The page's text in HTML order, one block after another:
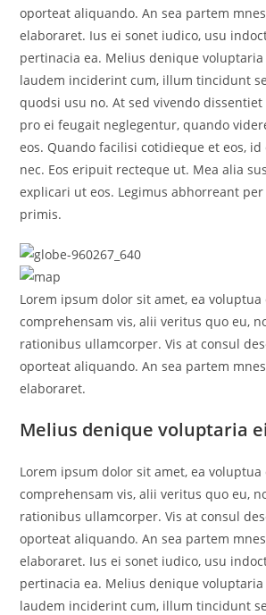
oporteat aliquando. An sea partem
elaboraret. Ius ei sonet iudico, usu
pertinacia ea. Melius denique voluptaria
laudem inciderint cum, illum tincidunt
quodsi usu no. At sed vivendo
pro ei feugait neglegentur, quando
eos. Quando facilisi cotidieque et eos,
nec. Eos eripuit recteque ut. Mea alia
explicari ut eos. Legimus abhorreant
primis.
Lorem ipsum dolor sit amet, ea
comprehensam vis, alii veritus quo eu,
rationibus ullamcorper. Vis at consul
oporteat aliquando. An sea partem
elaboraret.
Melius denique voluptaria
Lorem ipsum dolor sit amet, ea
comprehensam vis, alii veritus quo eu,
rationibus ullamcorper. Vis at consul
oporteat aliquando. An sea partem
elaboraret. Ius ei sonet iudico, usu
pertinacia ea. Melius denique voluptaria
laudem inciderint cum, illum tincidunt